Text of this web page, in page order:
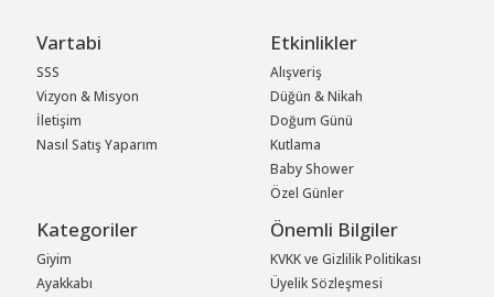
Vartabi
SSS
Vizyon & Misyon
İletişim
Nasıl Satış Yaparım
Etkinlikler
Alışveriş
Düğün & Nikah
Doğum Günü
Kutlama
Baby Shower
Özel Günler
Kategoriler
Giyim
Ayakkabı
Önemli Bilgiler
KVKK ve Gizlilik Politikası
Üyelik Sözleşmesi